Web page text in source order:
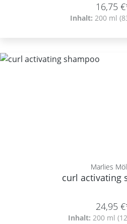
16,75
Inhalt: 200 ml
Marlies
curl activating
24,95
Inhalt: 200 ml